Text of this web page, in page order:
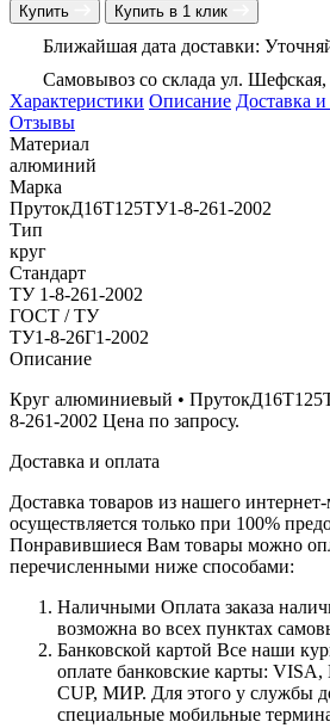
Купить Купить в 1 клик
Ближайшая дата доставки:
Самовывоз со склада ул.
Характеристики Описание Доставка
Отзывы
Материал
алюминий
Марка
ПрутокД16Т125ТУ1-8-261-2002
Тип
круг
Стандарт
ТУ 1-8-261-2002
ГОСТ / ТУ
ТУ1-8-26Г1-2002
Описание
Круг алюминиевый •
8-261-2002 Цена по запросу.
Доставка и оплата
Доставка товаров из нашего интернет-
осуществляется только при 100%
Понравившиеся Вам товары можно
перечисленными ниже способами:
Наличными Оплата заказа
возможна во всех пунктах
Банковской картой Все наши
оплате банковские карты: VISA,
CUP, МИР. Для этого у службы
специальные мобильные